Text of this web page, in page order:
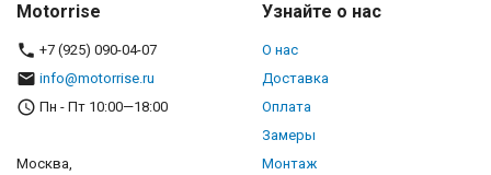
Motorrise
+7 (925) 090-04-07
info@motorrise.ru
Пн - Пт 10:00—18:00
Москва,
Узнайте о нас
О нас
Доставка
Оплата
Замеры
Монтаж